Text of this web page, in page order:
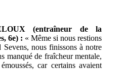
(entraîneur de la
6e) : « Même si nous restions
nous finissons à notre
manqué de fraîcheur mentale,
car certains avaient